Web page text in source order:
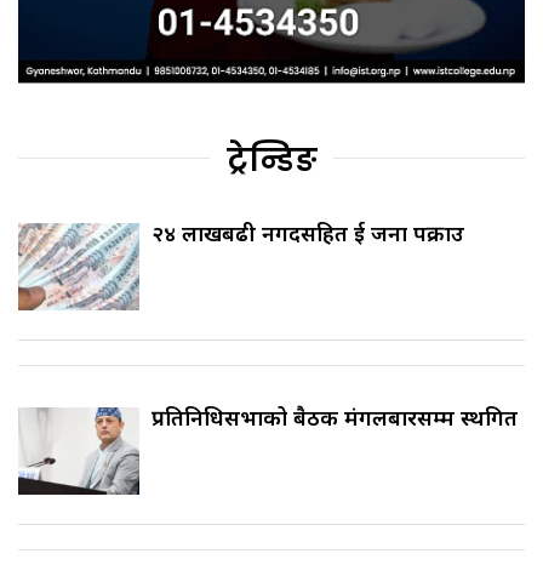
ट्रेन्डिङ
२४ लाखबढी नगदसहित दुई जना पक्राउ
प्रतिनिधिसभाको बैठक मंगलबारसम्म स्थगित